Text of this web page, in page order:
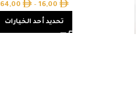
16,00
–
64,00
تحديد أحد الخيارات